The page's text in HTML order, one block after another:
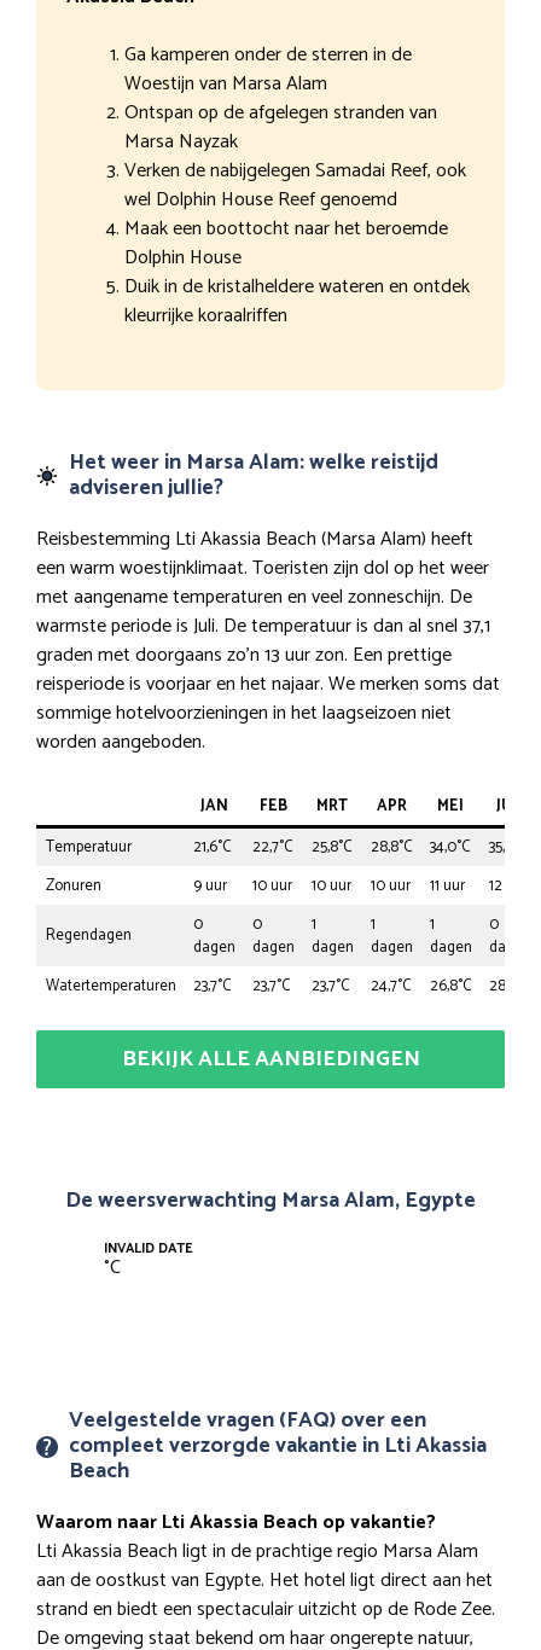
Ga kamperen onder de sterren in de
Woestijn van Marsa Alam
Ontspan op de afgelegen stranden van
Marsa Nayzak
Verken de nabijgelegen Samadai Reef, ook
wel Dolphin House Reef genoemd
Maak een boottocht naar het beroemde
Dolphin House
Duik in de kristalheldere wateren en ontdek
kleurrijke koraalriffen
Het weer in Marsa Alam: welke reistijd
adviseren jullie?
Reisbestemming Lti Akassia Beach (Marsa Alam) heeft
een warm woestijnklimaat. Toeristen zijn dol op het weer
met aangename temperaturen en veel zonneschijn. De
warmste periode is Juli. De temperatuur is dan al snel 37,1
graden met doorgaans zo’n 13 uur zon. Een prettige
reisperiode is voorjaar en het najaar. We merken soms dat
sommige hotelvoorzieningen in het laagseizoen niet
worden aangeboden.
JAN FEB MRT APR MEI
JUN
Temperatuur
21,6°C 22,7°C 25,8°C 28,8°C 34,0°C
35,0°C
Zonuren
9 uur 10 uur 10 uur 10 uur 11 uur
12 uur
Regendagen
0
dagen
0
dagen
1
dagen
1
dagen
1
dagen
0
dagen
Watertemperaturen
23,7°C 23,7°C 23,7°C 24,7°C 26,8°C 28,8°C
BEKIJK ALLE AANBIEDINGEN
De weersverwachting Marsa Alam, Egypte
INVALID DATE
°C
Veelgestelde vragen (FAQ) over een
compleet verzorgde vakantie in Lti Akassia
Beach
Waarom naar Lti Akassia Beach op vakantie?
Lti Akassia Beach ligt in de prachtige regio Marsa Alam
aan de oostkust van Egypte. Het hotel ligt direct aan het
strand en biedt een spectaculair uitzicht op de Rode Zee.
De omgeving staat bekend om haar ongerepte natuur,